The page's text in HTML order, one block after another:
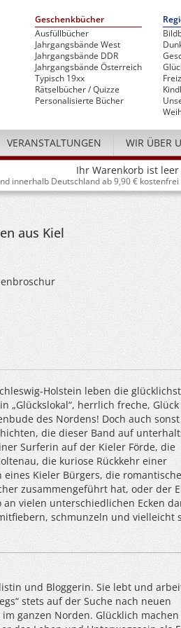
Geschenkbücher
Ausfüllbücher
Jahrgangsbände West
Jahrgangsbände DDR
Jahrgangsbände Österreich
Typisch 19xx
Rätselbücher / Quizze
Personalisierte Bücher
VERANSTALTUNGEN WIR ÜBER
Ihr Warenkorb ist leer
innerhalb Deutschland ab 9,90 € kostenfrei
aus Kiel
Holstein leben die
„Glückslokal“, herrlich freche, Glück
des Nordens! Doch auch
die dieser Band auf
Surferin auf der Kieler Förde, die
die kuriose Rückkehr einer
Kieler Bürgers, die romantische
zusammengeführt hat, oder der
vielen unterschiedlichen Ecken
schmunzeln und vielleicht
und Bloggerin. Sie lebt und
stets auf der Suche nach neuen
ganzen Norden. Glücklich machen